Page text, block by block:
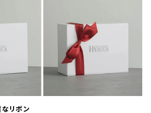
リボン